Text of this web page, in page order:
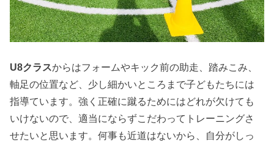
U8クラスからはフォームやキック前の助走、踏みこみ、
軸足の位置など、少し細かいところまで子どもたちには
指導ています。強く正確に蹴るためにはどれが欠けても
いけないので、適当にならずこだわってトレーニングさ
せたいと思います。何事も近道はないから、自分がしっ